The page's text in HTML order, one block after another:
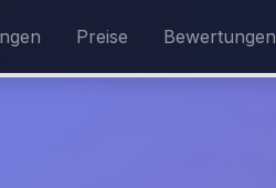
Preise Bewertungen